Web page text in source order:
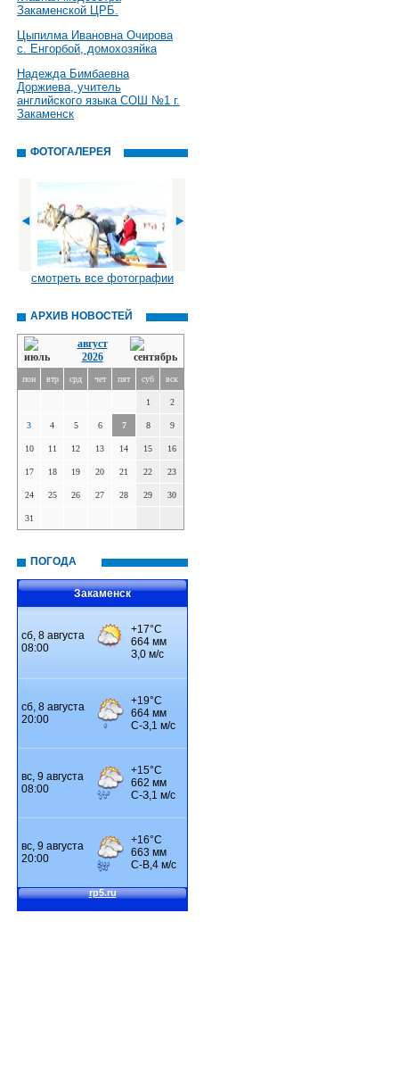
Закаменской ЦРБ.
Цыпилма Ивановна Очирова
с. Енгорбой, домохозяйка
Надежда Бимбаевна
Доржиева, учитель
английского языка СОШ №1 г.
Закаменск
ФОТОГАЛЕРЕЯ
смотреть все фотографии
АРХИВ НОВОСТЕЙ
август
2026
пон втр срд чет пят суб вск
1 2
3 4 5 6 7 8 9
10 11 12 13 14 15 16
17 18 19 20 21 22 23
24 25 26 27 28 29 30
31
ПОГОДА
Закаменск